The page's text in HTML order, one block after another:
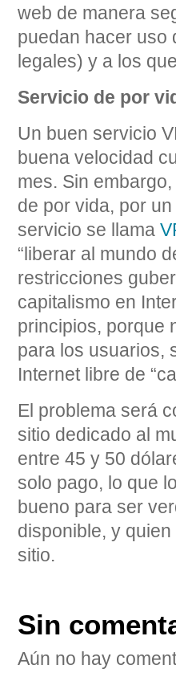
web de manera
puedan hacer uso
legales) y a los
Servicio de por
Un buen servicio
buena velocidad
mes. Sin
de por vida, por
servicio se llama
“liberar al mundo
restricciones
capitalismo en
principios, porque
para los usuarios,
Internet libre de
El problema será
sitio dedicado al
entre 45 y 50
solo pago, lo que
bueno para ser
disponible, y
sitio.
Sin
Aún no hay